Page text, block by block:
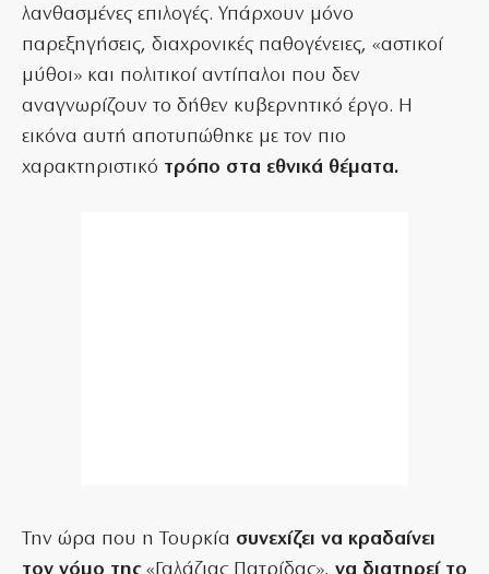
λανθασμένες επιλογές. Υπάρχουν μόνο
παρεξηγήσεις, διαχρονικές παθογένειες, «αστικοί
μύθοι» και πολιτικοί αντίπαλοι που δεν
αναγνωρίζουν το δήθεν κυβερνητικό έργο. Η
εικόνα αυτή αποτυπώθηκε με τον πιο
χαρακτηριστικό τρόπο στα εθνικά θέματα.
Την ώρα που η Τουρκία συνεχίζει να κραδαίνει